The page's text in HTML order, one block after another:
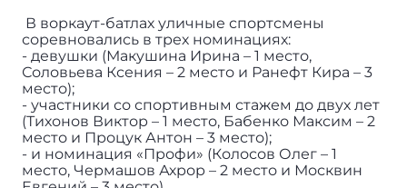
В воркаут-батлах уличные спортсмены
соревновались в трех номинациях:
- девушки (Макушина Ирина – 1 место,
Соловьева Ксения – 2 место и Ранефт Кира – 3
место);
- участники со спортивным стажем до двух лет
(Тихонов Виктор – 1 место, Бабенко Максим – 2
место и Процук Антон – 3 место);
- и номинация «Профи» (Колосов Олег – 1
место, Чермашов Ахрор – 2 место и Москвин